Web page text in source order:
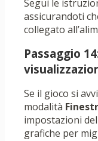
Segui le
assicurandoti
collegato
Passaggio
Se il gioco si
modalità
impostazioni
grafiche per